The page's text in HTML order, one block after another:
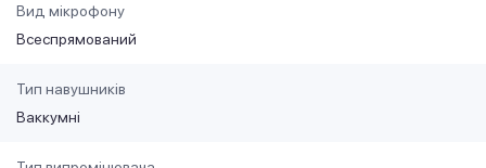
Вид мікрофону
Всеспрямований
Тип навушників
Ваккумні